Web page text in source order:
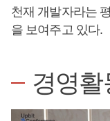
천재 개발자라는
을 보여주고 있다.
경영활